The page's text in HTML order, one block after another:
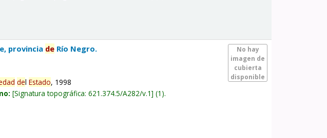
No hay
imagen de
cubierta
disponible
provincia de Río Negro.
delEstado, 1998
Signatura topográfica:621.374.5/A282/v.1 (1).